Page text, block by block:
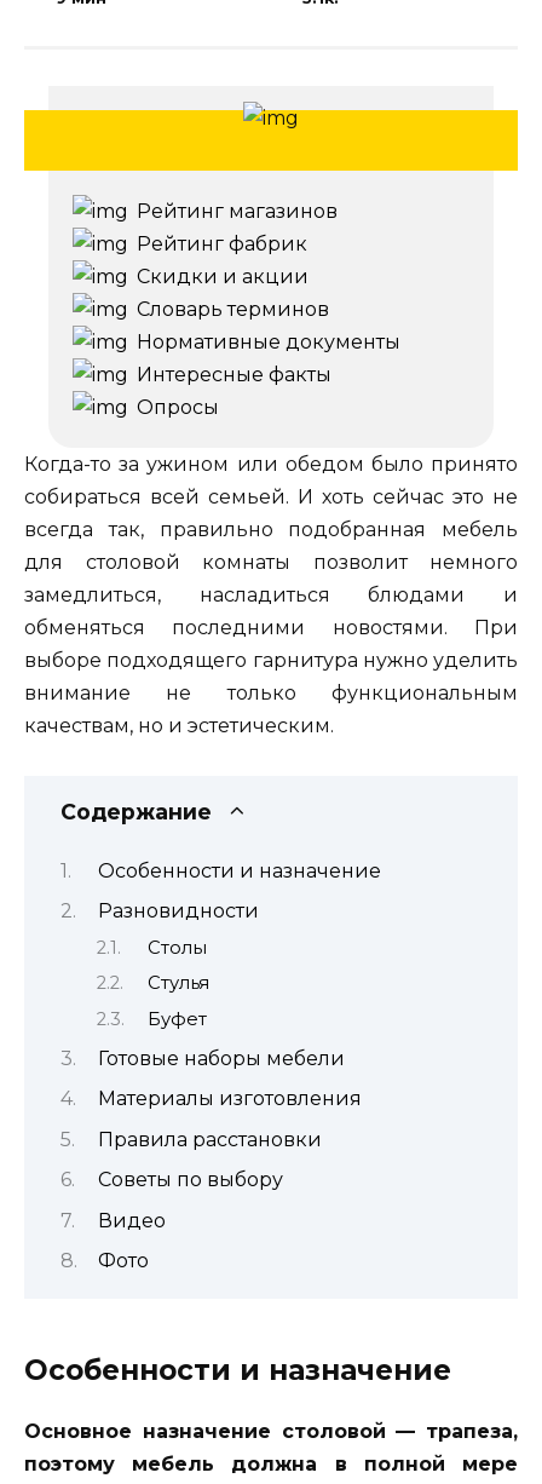
Рейтинг магазинов
Рейтинг фабрик
Скидки и акции
Словарь терминов
Нормативные документы
Интересные факты
Опросы
Когда-то за ужином или обедом было принято
собираться всей семьей. И хоть сейчас это не
всегда так, правильно подобранная мебель
для столовой комнаты позволит немного
замедлиться, насладиться блюдами и
обменяться последними новостями. При
выборе подходящего гарнитура нужно уделить
внимание не только функциональным
качествам, но и эстетическим.
Содержание
Особенности и назначение
Разновидности
Столы
Стулья
Буфет
Готовые наборы мебели
Материалы изготовления
Правила расстановки
Советы по выбору
Видео
Фото
Особенности и назначение
Основное назначение столовой — трапеза,
поэтому мебель должна в полной мере